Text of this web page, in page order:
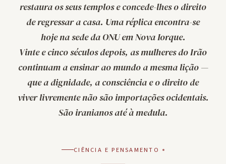
restaura os seus templos e concede-lhes o direito
de regressar a casa. Uma réplica encontra-se
hoje na sede da ONU em Nova Iorque.
Vinte e cinco séculos depois, as mulheres do Irão
continuam a ensinar ao mundo a mesma lição —
que a dignidade, a consciência e o direito de
viver livremente não são importações ocidentais.
São iranianos até à medula.
CIÊNCIA E PENSAMENTO